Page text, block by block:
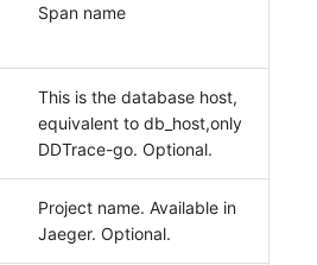
Span name
This is the database host,
equivalent to db_host,only
DDTrace-go. Optional.
Project name. Available in
Jaeger. Optional.